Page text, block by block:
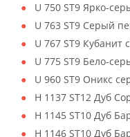
U 750 ST9 Ярко-
U 763 ST9 Серый
U 767 ST9 Кубанит
U 775 ST9 Бело-
U 960 ST9 Оникс
H 1137 ST12 Дуб
H 1145 ST10 Дуб
H 1146 ST10 Дуб